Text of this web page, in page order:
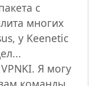
с
многих
у Keenetic
Я могу